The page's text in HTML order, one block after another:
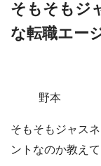
そもそもジ
な転職エー
野本
そもそもジャス
ントなのか教え